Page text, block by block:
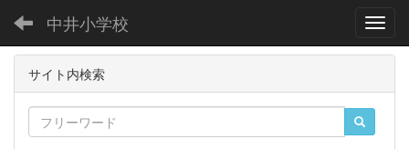
中井小学校
サイト内検索